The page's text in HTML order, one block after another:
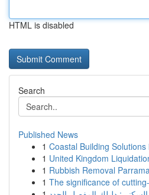
HTML is disabled
Search
Published News
1 Coastal Building
1 United Kingdom
1 Rubbish Removal
1 The significance of